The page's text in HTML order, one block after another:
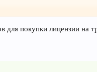
для покупки лицензии на